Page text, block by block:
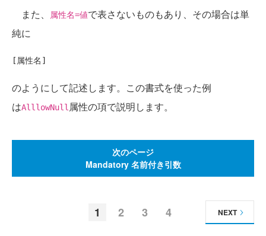
また、 属性名=値で表さないものもあり、その場合は単
純に
のようにして記述します。この書式を使った例
はAlllowNull属性の項で説明します。
次のページ
Mandatory 名前付き引数
1 2 3 4 NEXT